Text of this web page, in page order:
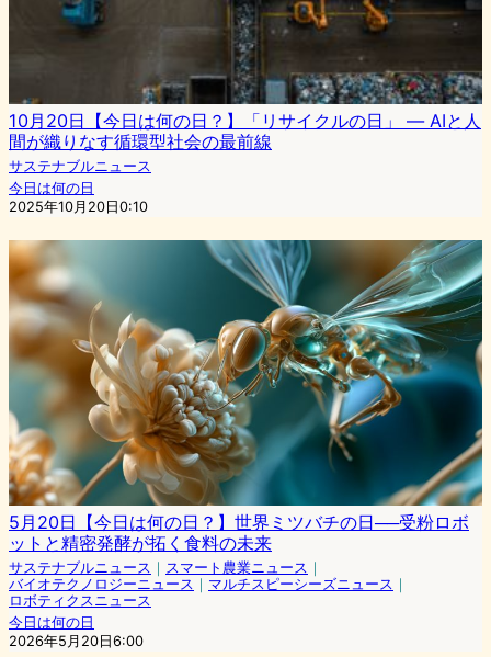
10月20日【今日は何の日？】「リサイクルの日」 — AIと人
間が織りなす循環型社会の最前線
サステナブルニュース
今日は何の日
2025年10月20日0:10
5月20日【今日は何の日？】世界ミツバチの日──受粉ロボ
ットと精密発酵が拓く食料の未来
サステナブルニュース ｜ スマート農業ニュース ｜
バイオテクノロジーニュース ｜ マルチスピーシーズニュース ｜
ロボティクスニュース
今日は何の日
2026年5月20日6:00